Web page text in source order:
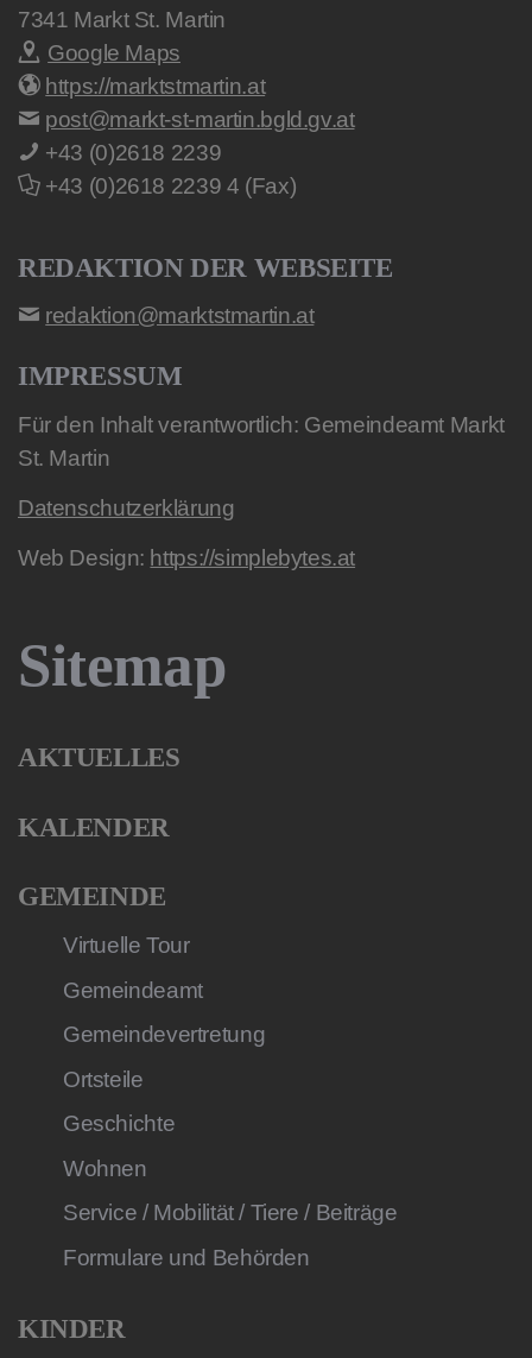
7341 Markt St. Martin
Google Maps
https://marktstmartin.at
post@markt-st-martin.bgld.gv.at
+43 (0)2618 2239
+43 (0)2618 2239 4 (Fax)
REDAKTION DER WEBSEITE
redaktion@marktstmartin.at
IMPRESSUM
Für den Inhalt verantwortlich: Gemeindeamt Markt
St. Martin
Datenschutzerklärung
Web Design: https://simplebytes.at
Sitemap
AKTUELLES
KALENDER
GEMEINDE
Virtuelle Tour
Gemeindeamt
Gemeindevertretung
Ortsteile
Geschichte
Wohnen
Service / Mobilität / Tiere / Beiträge
Formulare und Behörden
KINDER